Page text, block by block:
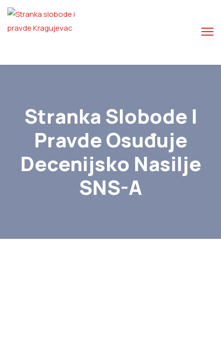
Stranka Slobode I
Pravde Osuđuje
Decenijsko Nasilje
SNS-A